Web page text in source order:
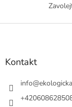
Z
Kontakt
info@